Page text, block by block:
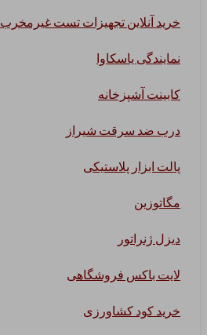
خرید آنلاین تجهیزات تست غیرمخرب NDT
نمایندگی یاسکاوا
کابینت آشپزخانه
درب ضد سرقت شیراز
پالت ابزار پلاستیکی
مگاتوزین
دیزل ژنراتور
لایت باکس فروشگاهی
خرید کود کشاورزی